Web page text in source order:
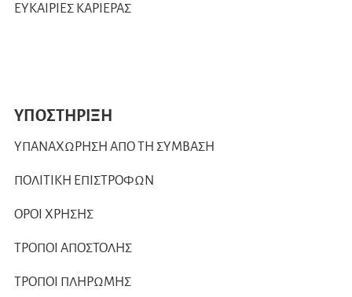
ΕΥΚΑΙΡΙΕΣ ΚΑΡΙΕΡΑΣ
ΥΠΟΣΤΗΡΙΞΗ
ΥΠΑΝΑΧΩΡΗΣΗ ΑΠΟ ΤΗ ΣΥΜΒΑΣΗ
ΠΟΛΙΤΙΚΗ ΕΠΙΣΤΡΟΦΩΝ
ΟΡΟΙ ΧΡΗΣΗΣ
ΤΡΟΠΟΙ ΑΠΟΣΤΟΛΗΣ
ΤΡΟΠΟΙ ΠΛΗΡΩΜΗΣ